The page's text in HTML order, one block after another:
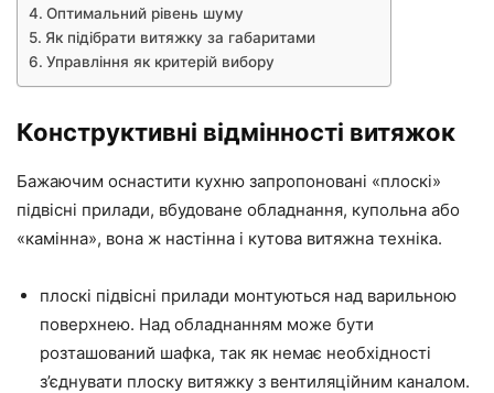
Оптимальний рівень шуму
Як підібрати витяжку за габаритами
Управління як критерій вибору
Конструктивні відмінності витяжок
Бажаючим оснастити кухню запропоновані «плоскі»
підвісні прилади, вбудоване обладнання, купольна або
«камінна», вона ж настінна і кутова витяжна техніка.
плоскі підвісні прилади монтуються над варильною
поверхнею. Над обладнанням може бути
розташований шафка, так як немає необхідності
з’єднувати плоску витяжку з вентиляційним каналом.